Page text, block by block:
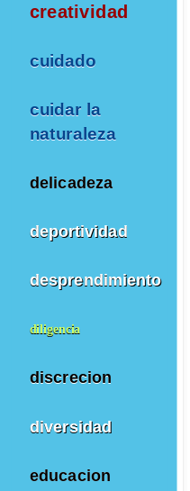
creatividad
cuidado
cuidar la
naturaleza
delicadeza
deportividad
desprendimiento
diligencia
discrecion
diversidad
educacion